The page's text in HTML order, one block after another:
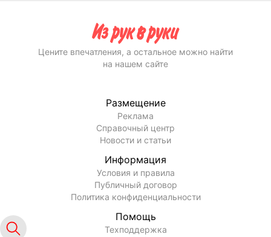
Цените впечатления, а остальное можно найти
на нашем сайте
Размещение
Реклама
Справочный центр
Новости и статьи
Информация
Условия и правила
Публичный договор
Политика конфиденциальности
Помощь
Техподдержка